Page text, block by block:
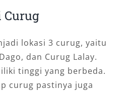
Curug
lokasi 3 curug, yaitu
dan Curug Lalay.
tinggi yang berbeda.
curug pastinya juga